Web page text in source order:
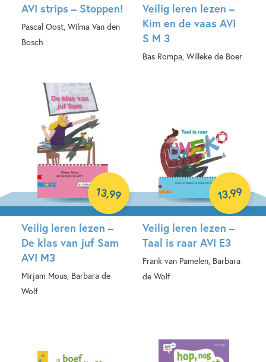
AVI strips – Stoppen!
Pascal Oost, Wilma Van den
Bosch
Veilig leren lezen –
Kim en de vaas AVI
S M 3
Bas Rompa, Willeke de Boer
Veilig leren lezen –
De klas van juf Sam
AVI M3
Mirjam Mous, Barbara de
Wolf
13,99
Veilig leren lezen –
Taal is raar AVI E3
Frank van Pamelen, Barbara
de Wolf
13,99